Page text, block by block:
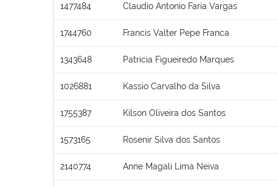
1477484 Claudio Antonio Faria Vargas
1744760 Francis Valter Pepe Franca
1343648 Patricia Figueiredo Marques
1026881 Kassio Carvalho da Silva
1755387 Kilson Oliveira dos Santos
1573165 Rosenir Silva dos Santos
2140774 Anne Magali Lima Neiva